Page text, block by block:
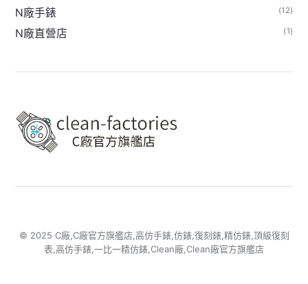
N廠手錶 (12)
N廠直營店 (1)
© 2025 C廠,C廠官方旗艦店,高仿手錶,仿錶,復刻錶,精仿錶,頂級復刻
表,高仿手錶,一比一精仿錶,Clean廠,Clean廠官方旗艦店